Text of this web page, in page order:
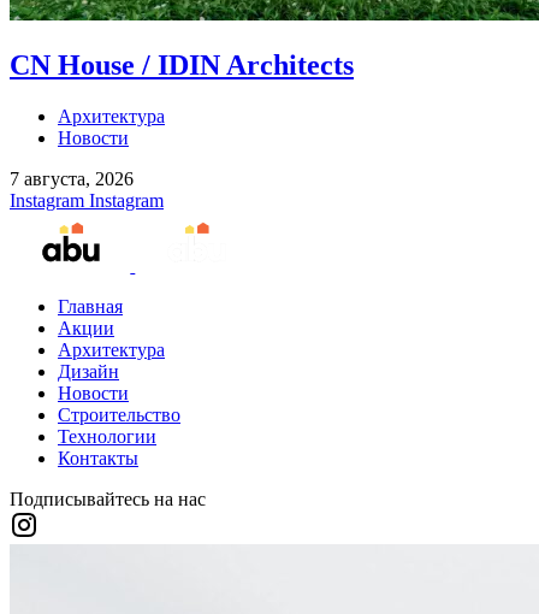
CN House / IDIN Architects
Архитектура
Новости
7 августа, 2026
Instagram Instagram
Главная
Акции
Архитектура
Дизайн
Новости
Строительство
Технологии
Контакты
Подписывайтесь на нас